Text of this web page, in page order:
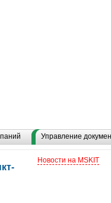
Управление
Новости на MSKIT